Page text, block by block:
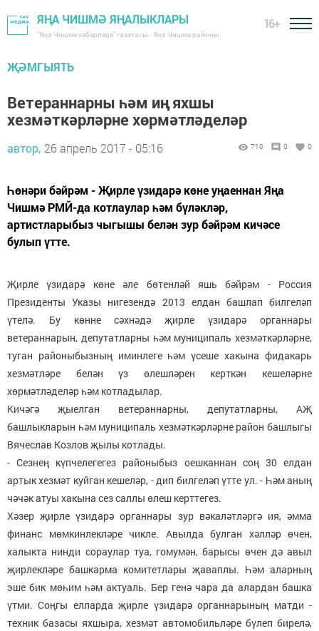
ЯҢА ЧИШМӘ ЯҢАЛЫКЛАРЫ
"Яңа Чишмә хәбәрләре" газетасы - Яңа Чишмә районы
16+
ҖӘМГЫЯТЬ
Ветераннарны һәм иң яхшы
хезмәткәрләрне хөрмәтләделәр
автор, 26 апрель 2017 - 05:16 710 0 0
Һөнәри бәйрәм - Җирле үзидарә көне уңаеннан Яңа
Чишмә РМЙ-да котлаулар һәм бүләкләр,
артистларыбыз чыгышы белән зур бәйрәм кичәсе
булып үтте.
Җирле үзидарә көне әле бөтенләй яшь бәйрәм - Россия
Президенты Указы нигезендә 2013 елдан башлап билгеләп
үтелә. Бу көнне сәхнәдә җирле үзидарә органнары
ветераннарын, депутатларны һәм муниципаль хезмәткәрләрне,
туган районыбызның иминлеге һәм үсеше хакына фидакарь
хезмәтләре белән үз өлешләрен керткән кешеләрне
хөрмәтләделәр һәм котладылар.
Кичәгә җыелган ветераннарны, депутатларны, АҖ
башлыкларын һәм муниципаль хезмәткәрләрне район башлыгы
Вячеслав Козлов җылы котлады.
- Сезнең күпчелегегез районыбыз оешканнан соң 30 елдан
артык хезмәт куйган кешеләр, - дип билгеләп үтте ул. - Һәм аның
чәчәк атуы хакына сез саллы өлеш керттегез.
Хәзер җирле үзидарә органнары зур вәкаләтләргә ия, әмма
финанс мөмкинлекләре чикле. Авылда булган хәлләр өчен,
халыкта нинди сораулар туа, гомумән, барысы өчен дә авыл
җирлекләре башкарма комитетлары җаваплы. Һәм аларның
эше бик мөһим һәм актуаль. Бер генә чара да алардан башка
үтми. Соңгы елларда җирле үзидарә органнарының матди -
техник базасы яхшыра, хезмәт автомобильләре бүлеп бирелә,